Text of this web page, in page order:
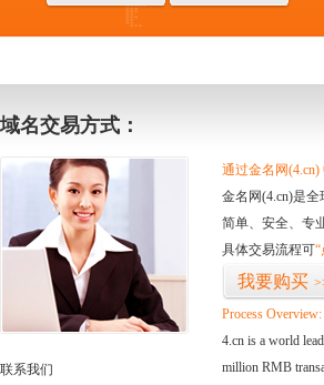
域名交易方式：
联系我们
通过金名网(4.cn)
金名网(4.cn)是
简单、安全、专
具体交易流程可
我要购买
Process Overview:
4.cn is a world
million RMB